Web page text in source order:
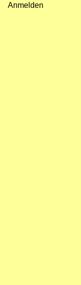
Anmelden